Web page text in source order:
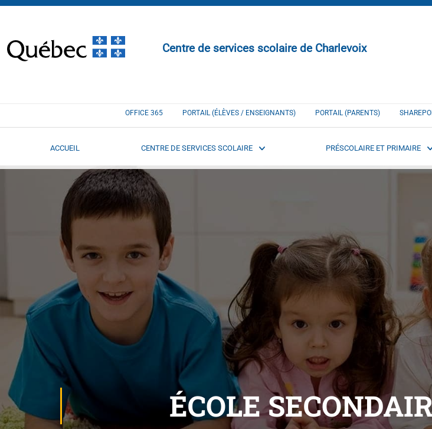
Centre de services scolaire de Charlevoix
OFFICE 365 PORTAIL (ÉLÈVES / ENSEIGNANTS) PORTAIL (PARENTS)
ACCUEIL CENTRE DE SERVICES SCOLAIRE PRÉSCOLAIRE ET PRIMAIRE
ÉCOLE